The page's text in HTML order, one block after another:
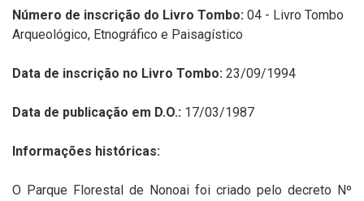
Número de inscrição do Livro Tombo: 04 - Livro Tombo
Arqueológico, Etnográfico e Paisagístico
Data de inscrição no Livro Tombo: 23/09/1994
Data de publicação em D.O.: 17/03/1987
Informações históricas:
O Parque Florestal de Nonoai foi criado pelo decreto Nº